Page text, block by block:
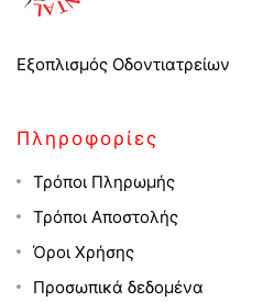
Εξοπλισμός Οδοντιατρείων
Πληροφορίες
Τρόποι Πληρωμής
Τρόποι Αποστολής
Όροι Χρήσης
Προσωπικά δεδομένα